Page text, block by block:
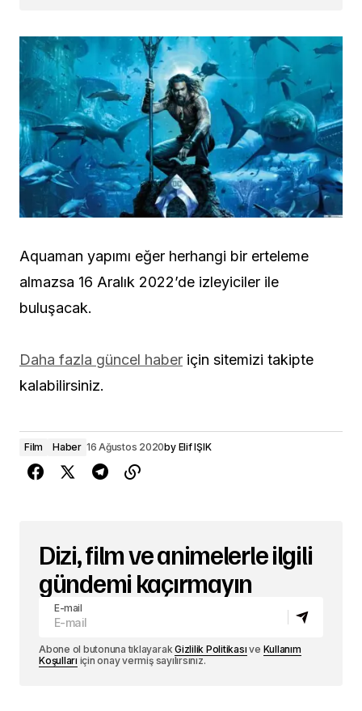
Aquaman yapımı eğer herhangi bir erteleme
almazsa 16 Aralık 2022’de izleyiciler ile
buluşacak.
Daha fazla güncel haber için sitemizi takipte
kalabilirsiniz.
Film Haber 16 Ağustos 2020by Elif IŞIK
Dizi, film ve animelerle ilgili
gündemi kaçırmayın
E-mail
Abone ol butonuna tıklayarakGizlilik Politikası ve Kullanım
Koşulları için onay vermiş sayılırsınız.